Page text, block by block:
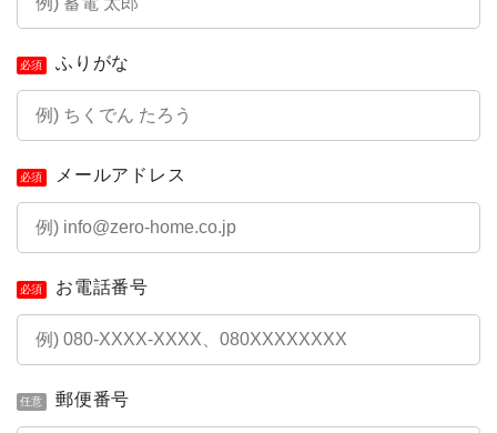
必須 ふりがな
必須 メールアドレス
必須 お電話番号
任意 郵便番号